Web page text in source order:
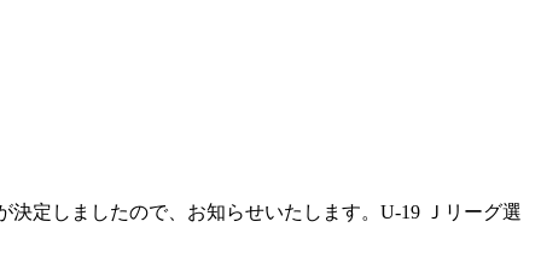
定しましたので、お知らせいたします。U-19 Ｊリーグ選